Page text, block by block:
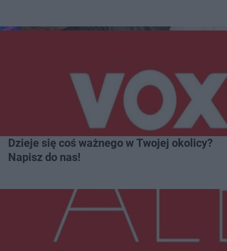
Dzieje się coś ważnego w Twojej okolicy?
Napisz do nas!
Więcej